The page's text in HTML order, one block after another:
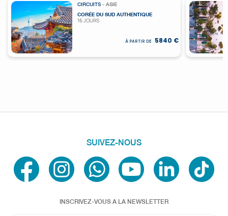
CIRCUITS - ASIE
CORÉE DU SUD AUTHENTIQUE
16 JOURS
À PARTIR DE 5840 €
SUIVEZ-NOUS
INSCRIVEZ-VOUS A LA NEWSLETTER